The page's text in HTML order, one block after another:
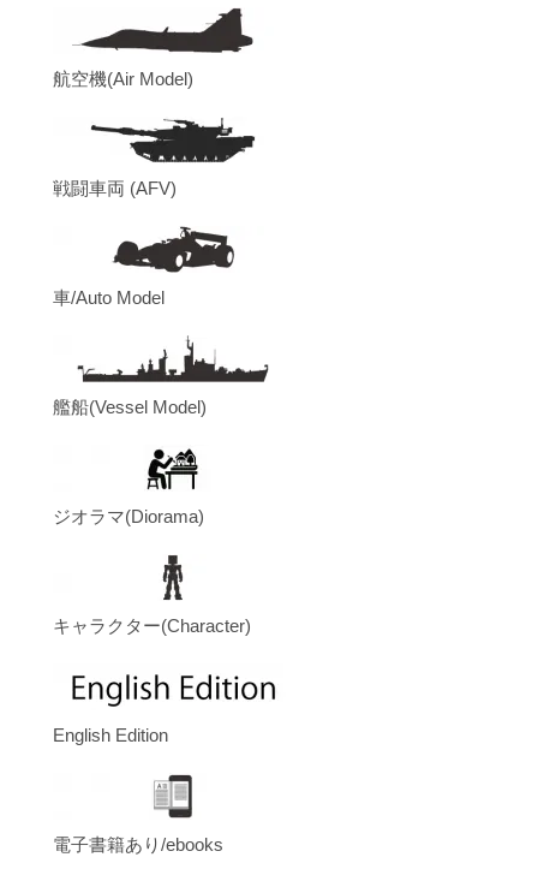
航空機(Air Model)
戦闘車両 (AFV)
車/Auto Model
艦船(Vessel Model)
ジオラマ(Diorama)
キャラクター(Character)
English Edition
電子書籍あり/ebooks